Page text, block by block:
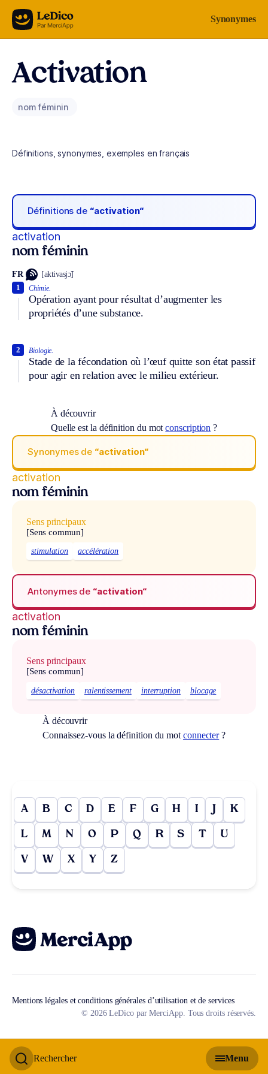
Aller au contenu Synonymes
Rechercher Menu
Activation
nom féminin
Définitions, synonymes, exemples en français
Définitions de “activation“
activation
nom féminin
FR [aktivasjɔ̃]
Chimie.
Opération ayant pour résultat d’augmenter les
propriétés d’une substance.
1
Biologie.
Stade de la fécondation où l’œuf quitte son état passif
pour agir en relation avec le milieu extérieur.
2
À découvrir
Quelle est la définition du motconscription ?
Synonymes de “activation“
activation
nom féminin
Sens principaux
[Sens commun]
stimulation accélération
Antonymes de “activation“
activation
nom féminin
Sens principaux
[Sens commun]
désactivation ralentissement interruption blocage
À découvrir
Connaissez-vous la définition du mot connecter?
A B C D E F G H I J K
L M N O P Q R S T U
V W X Y Z
Mentions légales et conditions générales d’utilisation et de services
© 2026 LeDico par MerciApp. Tous droits réservés.